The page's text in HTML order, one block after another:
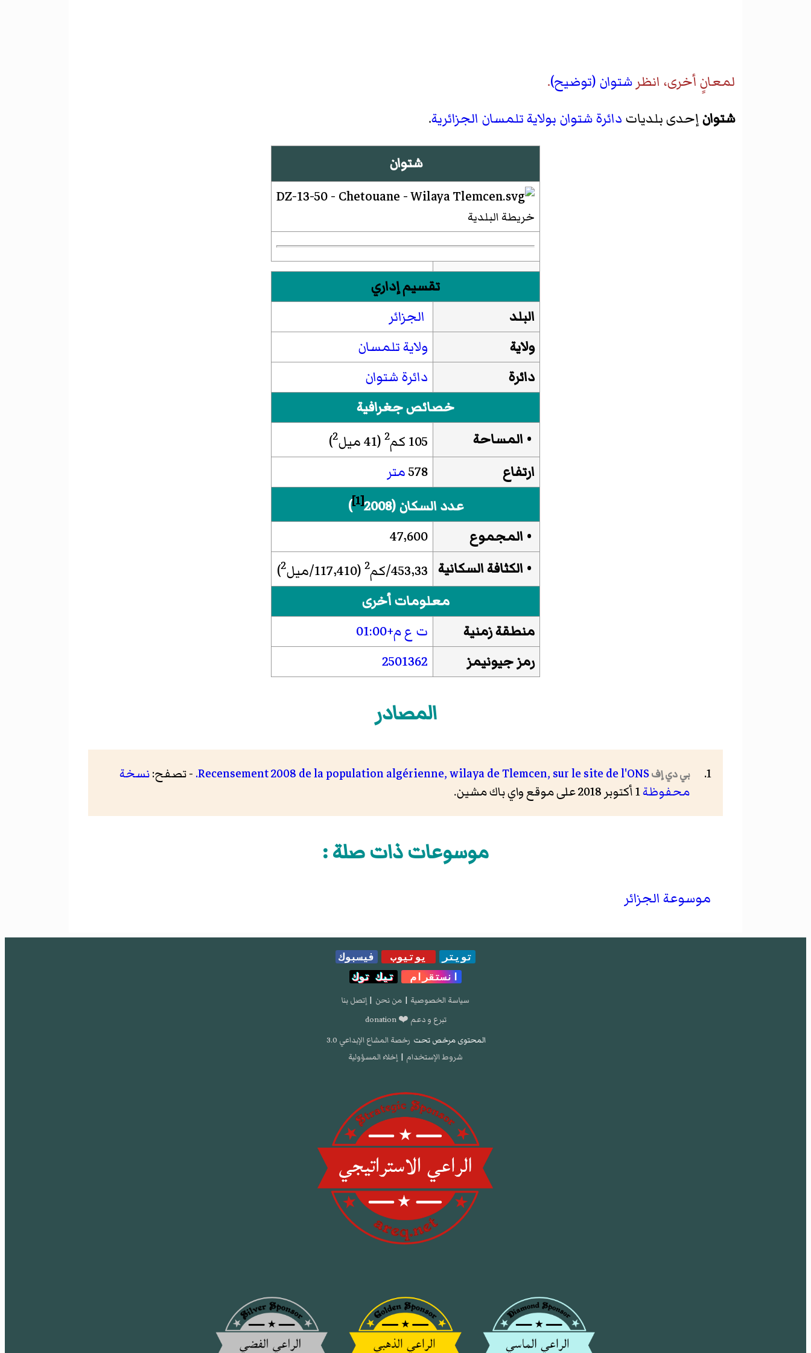
لمعانٍ أخرى، انظرشتوان (توضيح).
شتوانإحدى بلديات دائرة شتوان بولاية تلمسان الجزائرية.
شتوان
خريطة البلدية
تقسيم إداري
البلد
الجزائر
ولاية
ولاية تلمسان
دائرة
دائرة شتوان
خصائص جغرافية
• المساحة
105 كم 2 (41 ميل 2
)
ارتفاع
578متر
عدد السكان (2008
[1]
)
• المجموع
47٬600
• الكثافة السكانية 453٬33/كم 2 (117٬410/ميل 2
)
معلومات أخرى
منطقة زمنية
ت ع م+01:00
رمز جيونيمز
2501362
المصادر
بي دي إفRecensement 2008 de la population algérienne, wilaya de Tlemcen, sur le site de l'ONS. - تصفح:نسخة
محفوظة1 أكتوبر 2018 على موقع واي باك مشين.
موسوعات ذات صلة :
موسوعة الجزائر
تويتر يوتيوب
فيسبوك
انستقرام
تيك توك
سياسة الخصوصية | من نحن | إتصل بنا
تبرع و دعم ❤️ donation
المحتوى مرخص تحت رخصة المشاع الإبداعي 3.0
شروط الإستخدام | إخلاء المسؤولية